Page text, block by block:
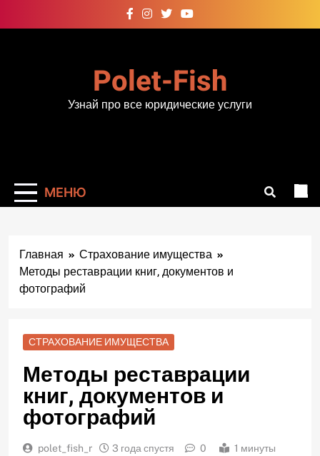
к
Polet-Fish
Узнай про все юридические услуги
МЕНЮ
Главная
Страхование имущества
Методы реставрации книг, документов и
фотографий
СТРАХОВАНИЕ ИМУЩЕСТВА
Методы реставрации
книг, документов и
фотографий
polet_fish_r 3 года спустя 0 1 минуты